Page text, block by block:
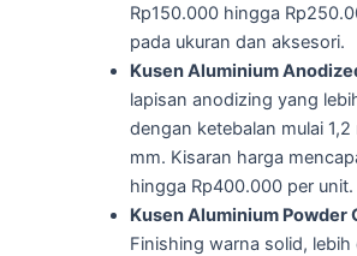
Rp150.000 hingga
pada ukuran dan aksesori.
Kusen Aluminium
lapisan anodizing yang
dengan ketebalan mulai
mm. Kisaran harga
hingga Rp400.000 per unit.
Kusen Aluminium Powder
Finishing warna solid, lebih